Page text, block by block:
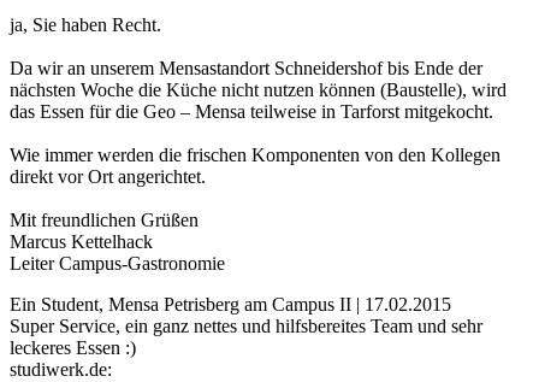
ja, Sie haben Recht.
Da wir an unserem Mensastandort Schneidershof bis Ende der
nächsten Woche die Küche nicht nutzen können (Baustelle), wird
das Essen für die Geo – Mensa teilweise in Tarforst mitgekocht.
Wie immer werden die frischen Komponenten von den Kollegen
direkt vor Ort angerichtet.
Mit freundlichen Grüßen
Marcus Kettelhack
Leiter Campus-Gastronomie
Ein Student, Mensa Petrisberg am Campus II | 17.02.2015
Super Service, ein ganz nettes und hilfsbereites Team und sehr
leckeres Essen :)
studiwerk.de: